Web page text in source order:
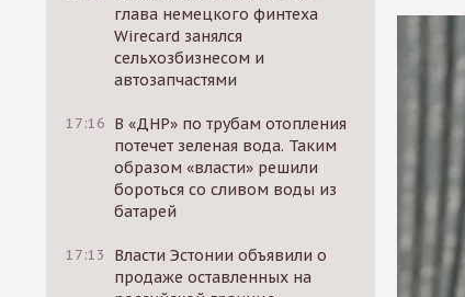
глава немецкого финтеха
Wirecard занялся
сельхозбизнесом и
автозапчастями
17:16 В «ДНР» по трубам отопления
потечет зеленая вода. Таким
образом «власти» решили
бороться со сливом воды из
батарей
17:13
Власти Эстонии объявили о
продаже оставленных на